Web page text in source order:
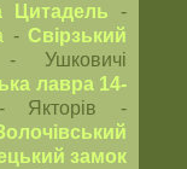
Цитадель -
- Свірзький
лавра 14-
-
замок